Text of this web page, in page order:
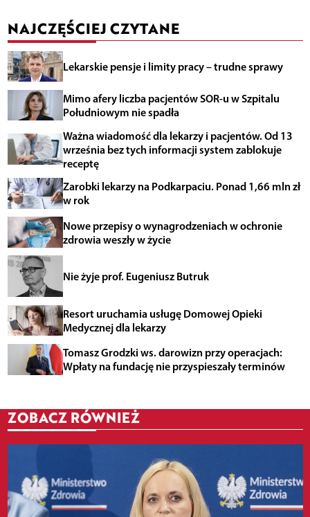
NAJCZĘŚCIEJ CZYTANE
Lekarskie pensje i limity pracy – trudne sprawy
Mimo afery liczba pacjentów SOR-u w Szpitalu
Południowym nie spadła
Ważna wiadomość dla lekarzy i pacjentów. Od 13
września bez tych informacji system zablokuje
receptę
Zarobki lekarzy na Podkarpaciu. Ponad 1,66 mln zł
w rok
Nowe przepisy o wynagrodzeniach w ochronie
zdrowia weszły w życie
Nie żyje prof. Eugeniusz Butruk
Resort uruchamia usługę Domowej Opieki
Medycznej dla lekarzy
Tomasz Grodzki ws. darowizn przy operacjach:
Wpłaty na fundację nie przyspieszały terminów
ZOBACZ RÓWNIEŻ